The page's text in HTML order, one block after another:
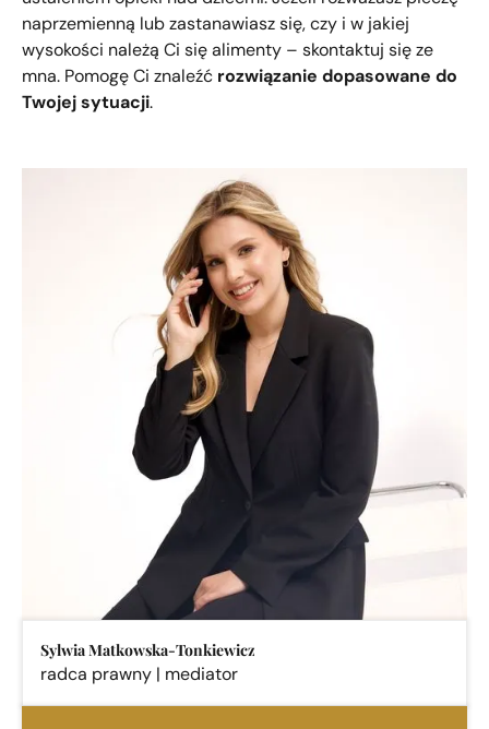
naprzemienną lub zastanawiasz się, czy i w jakiej
wysokości należą Ci się alimenty – skontaktuj się ze
mna. Pomogę Ci znaleźć rozwiązanie dopasowane do
Twojej sytuacji.
Sylwia Matkowska-Tonkiewicz
radca prawny | mediator